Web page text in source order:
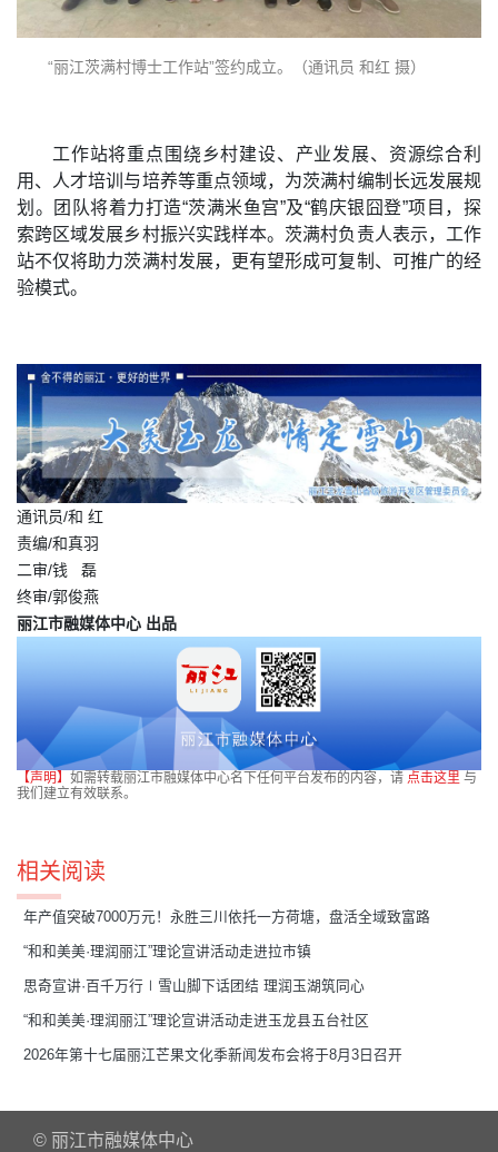
“丽江茨满村博士工作站”签约成立。（通讯员 和红 摄）
工作站将重点围绕乡村建设、产业发展、资源综合利
用、人才培训与培养等重点领域，为茨满村编制长远发展规
划。团队将着力打造“茨满米鱼宫”及“鹤庆银囧登”项目，探
索跨区域发展乡村振兴实践样本。茨满村负责人表示，工作
站不仅将助力茨满村发展，更有望形成可复制、可推广的经
验模式。
通讯员/和 红
责编/和真羽
二审/钱 磊
终审/郭俊燕
丽江市融媒体中心 出品
【声明】 如需转载丽江市融媒体中心名下任何平台发布的内容，请 点击这里 与
我们建立有效联系。
相关阅读
年产值突破7000万元！永胜三川依托一方荷塘，盘活全域致富路
“和和美美·理润丽江”理论宣讲活动走进拉市镇
思奇宣讲·百千万行∣雪山脚下话团结 理润玉湖筑同心
“和和美美·理润丽江”理论宣讲活动走进玉龙县五台社区
2026年第十七届丽江芒果文化季新闻发布会将于8月3日召开
© 丽江市融媒体中心